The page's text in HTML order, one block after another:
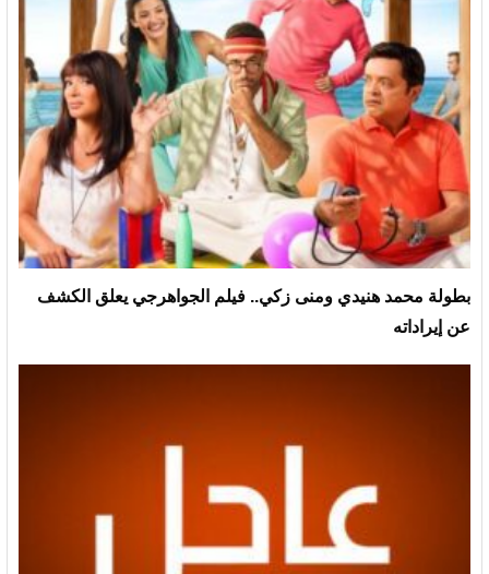
بطولة محمد هنيدي ومنى زكي.. فيلم الجواهرجي يعلق الكشف
عن إيراداته